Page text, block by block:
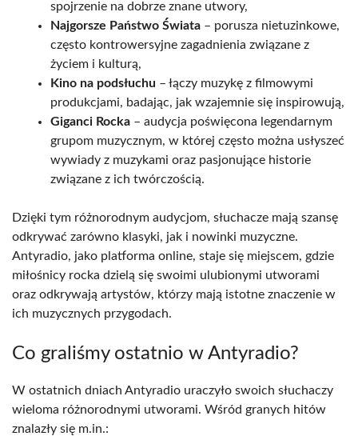
spojrzenie na dobrze znane utwory,
Najgorsze Państwo Świata – porusza nietuzinkowe,
często kontrowersyjne zagadnienia związane z
życiem i kulturą,
Kino na podsłuchu – łączy muzykę z filmowymi
produkcjami, badając, jak wzajemnie się inspirowują,
Giganci Rocka – audycja poświęcona legendarnym
grupom muzycznym, w której często można usłyszeć
wywiady z muzykami oraz pasjonujące historie
związane z ich twórczością.
Dzięki tym różnorodnym audycjom, słuchacze mają szansę
odkrywać zarówno klasyki, jak i nowinki muzyczne.
Antyradio, jako platforma online, staje się miejscem, gdzie
miłośnicy rocka dzielą się swoimi ulubionymi utworami
oraz odkrywają artystów, którzy mają istotne znaczenie w
ich muzycznych przygodach.
Co graliśmy ostatnio w Antyradio?
W ostatnich dniach Antyradio uraczyło swoich słuchaczy
wieloma różnorodnymi utworami. Wśród granych hitów
znalazły się m.in.: